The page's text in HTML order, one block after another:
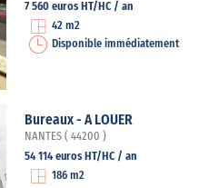
7 560 euros HT/HC / an
42 m2
Disponible immédiatement
Bureaux - A LOUER
NANTES ( 44200 )
54 114 euros HT/HC / an
186 m2